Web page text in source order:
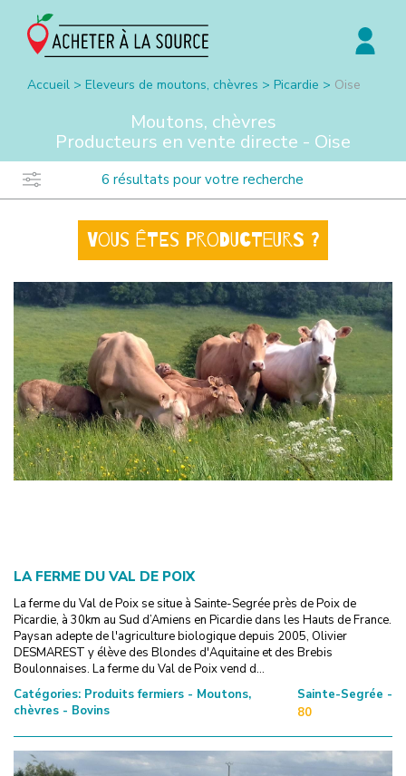
Accueil > Eleveurs de moutons, chèvres > Picardie > Oise
Moutons, chèvres
Producteurs en vente directe - Oise
6 résultats pour votre recherche
Vous êtes producteurs ?
LA FERME DU VAL DE POIX
La ferme du Val de Poix se situe à Sainte-Segrée près de Poix de
Picardie, à 30km au Sud d’Amiens en Picardie dans les Hauts de France.
Paysan adepte de l'agriculture biologique depuis 2005, Olivier
DESMAREST y élève des Blondes d'Aquitaine et des Brebis
Boulonnaises. La ferme du Val de Poix vend d...
Catégories: Produits fermiers - Moutons,
chèvres - Bovins
Sainte-Segrée -
80